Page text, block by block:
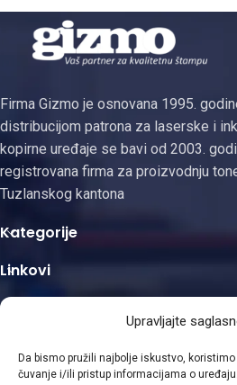
Upravljajte
Da bismo pružili najbolje iskustvo,
čuvanje i/ili pristup informacijama o
Firma Gizmo je osnovana 1995.
distribucijom patrona za laserske i
kopirne uređaje se bavi od 2003.
registrovana firma za proizvodnju
Tuzlanskog kantona
Kategorije
Linkovi
Kontakt informacije